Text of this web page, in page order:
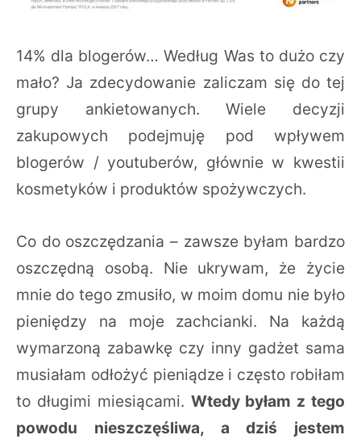
14% dla blogerów… Według Was to dużo czy
mało? Ja zdecydowanie zaliczam się do tej
grupy ankietowanych. Wiele decyzji
zakupowych podejmuję pod wpływem
blogerów / youtuberów, głównie w kwestii
kosmetyków i produktów spożywczych.
Co do oszczędzania – zawsze byłam bardzo
oszczędną osobą. Nie ukrywam, że życie
mnie do tego zmusiło, w moim domu nie było
pieniędzy na moje zachcianki. Na każdą
wymarzoną zabawkę czy inny gadżet sama
musiałam odłożyć pieniądze i często robiłam
to długimi miesiącami. Wtedy byłam z tego
powodu nieszczęśliwa, a dziś jestem